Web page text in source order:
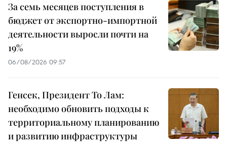
За семь месяцев поступления в
бюджет от экспортно-импортной
деятельности выросли почти на
19%
06/08/2026 09:57
Генсек, Президент То Лам:
необходимо обновить подходы к
территориальному планированию
и развитию инфраструктуры